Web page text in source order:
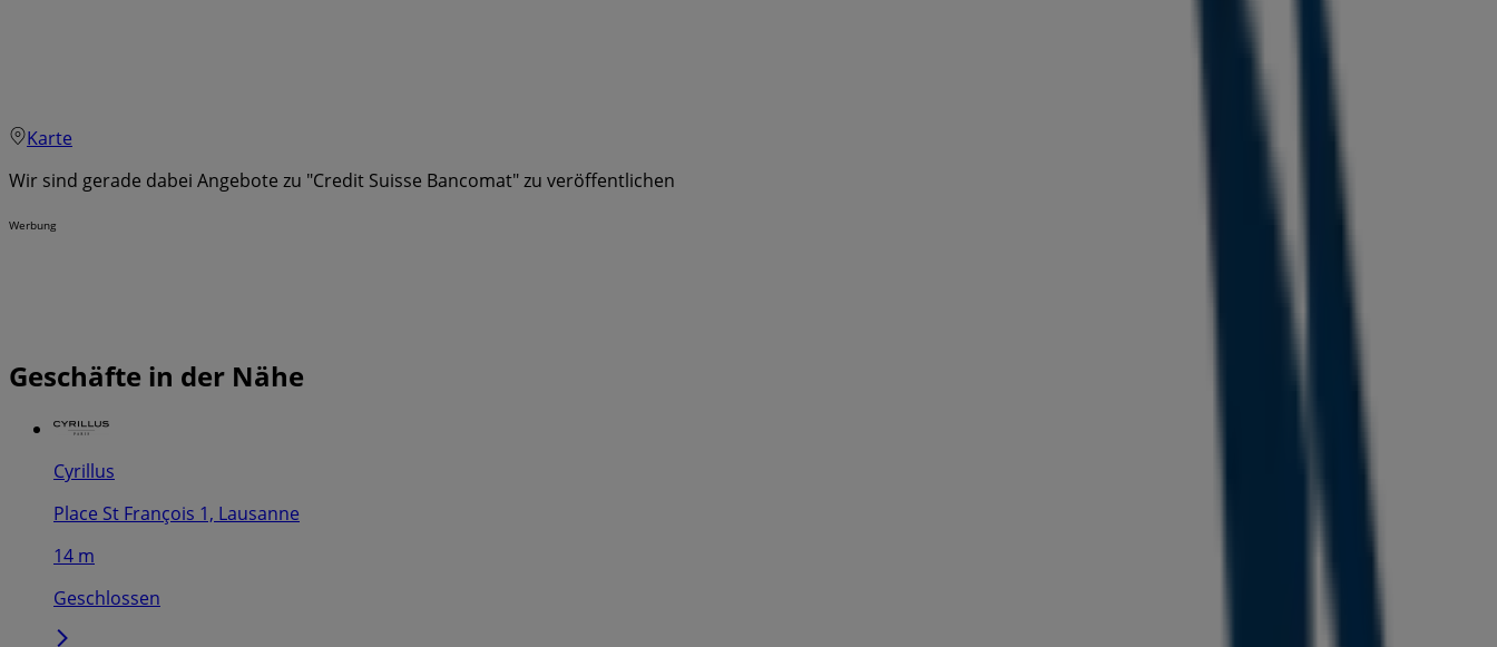
Karte
Wir sind gerade dabei Angebote zu "Credit Suisse Bancomat" zu veröffentlichen
Werbung
Geschäfte in der Nähe
Cyrillus
Place St François 1, Lausanne
14 m
Geschlossen